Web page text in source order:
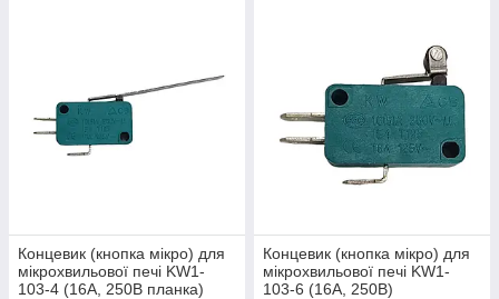
Концевик (кнопка мікро) для
мікрохвильової печі KW1-
103-4 (16A, 250B планка)
Концевик (кнопка мікро) для
мікрохвильової печі KW1-
103-6 (16A, 250B)